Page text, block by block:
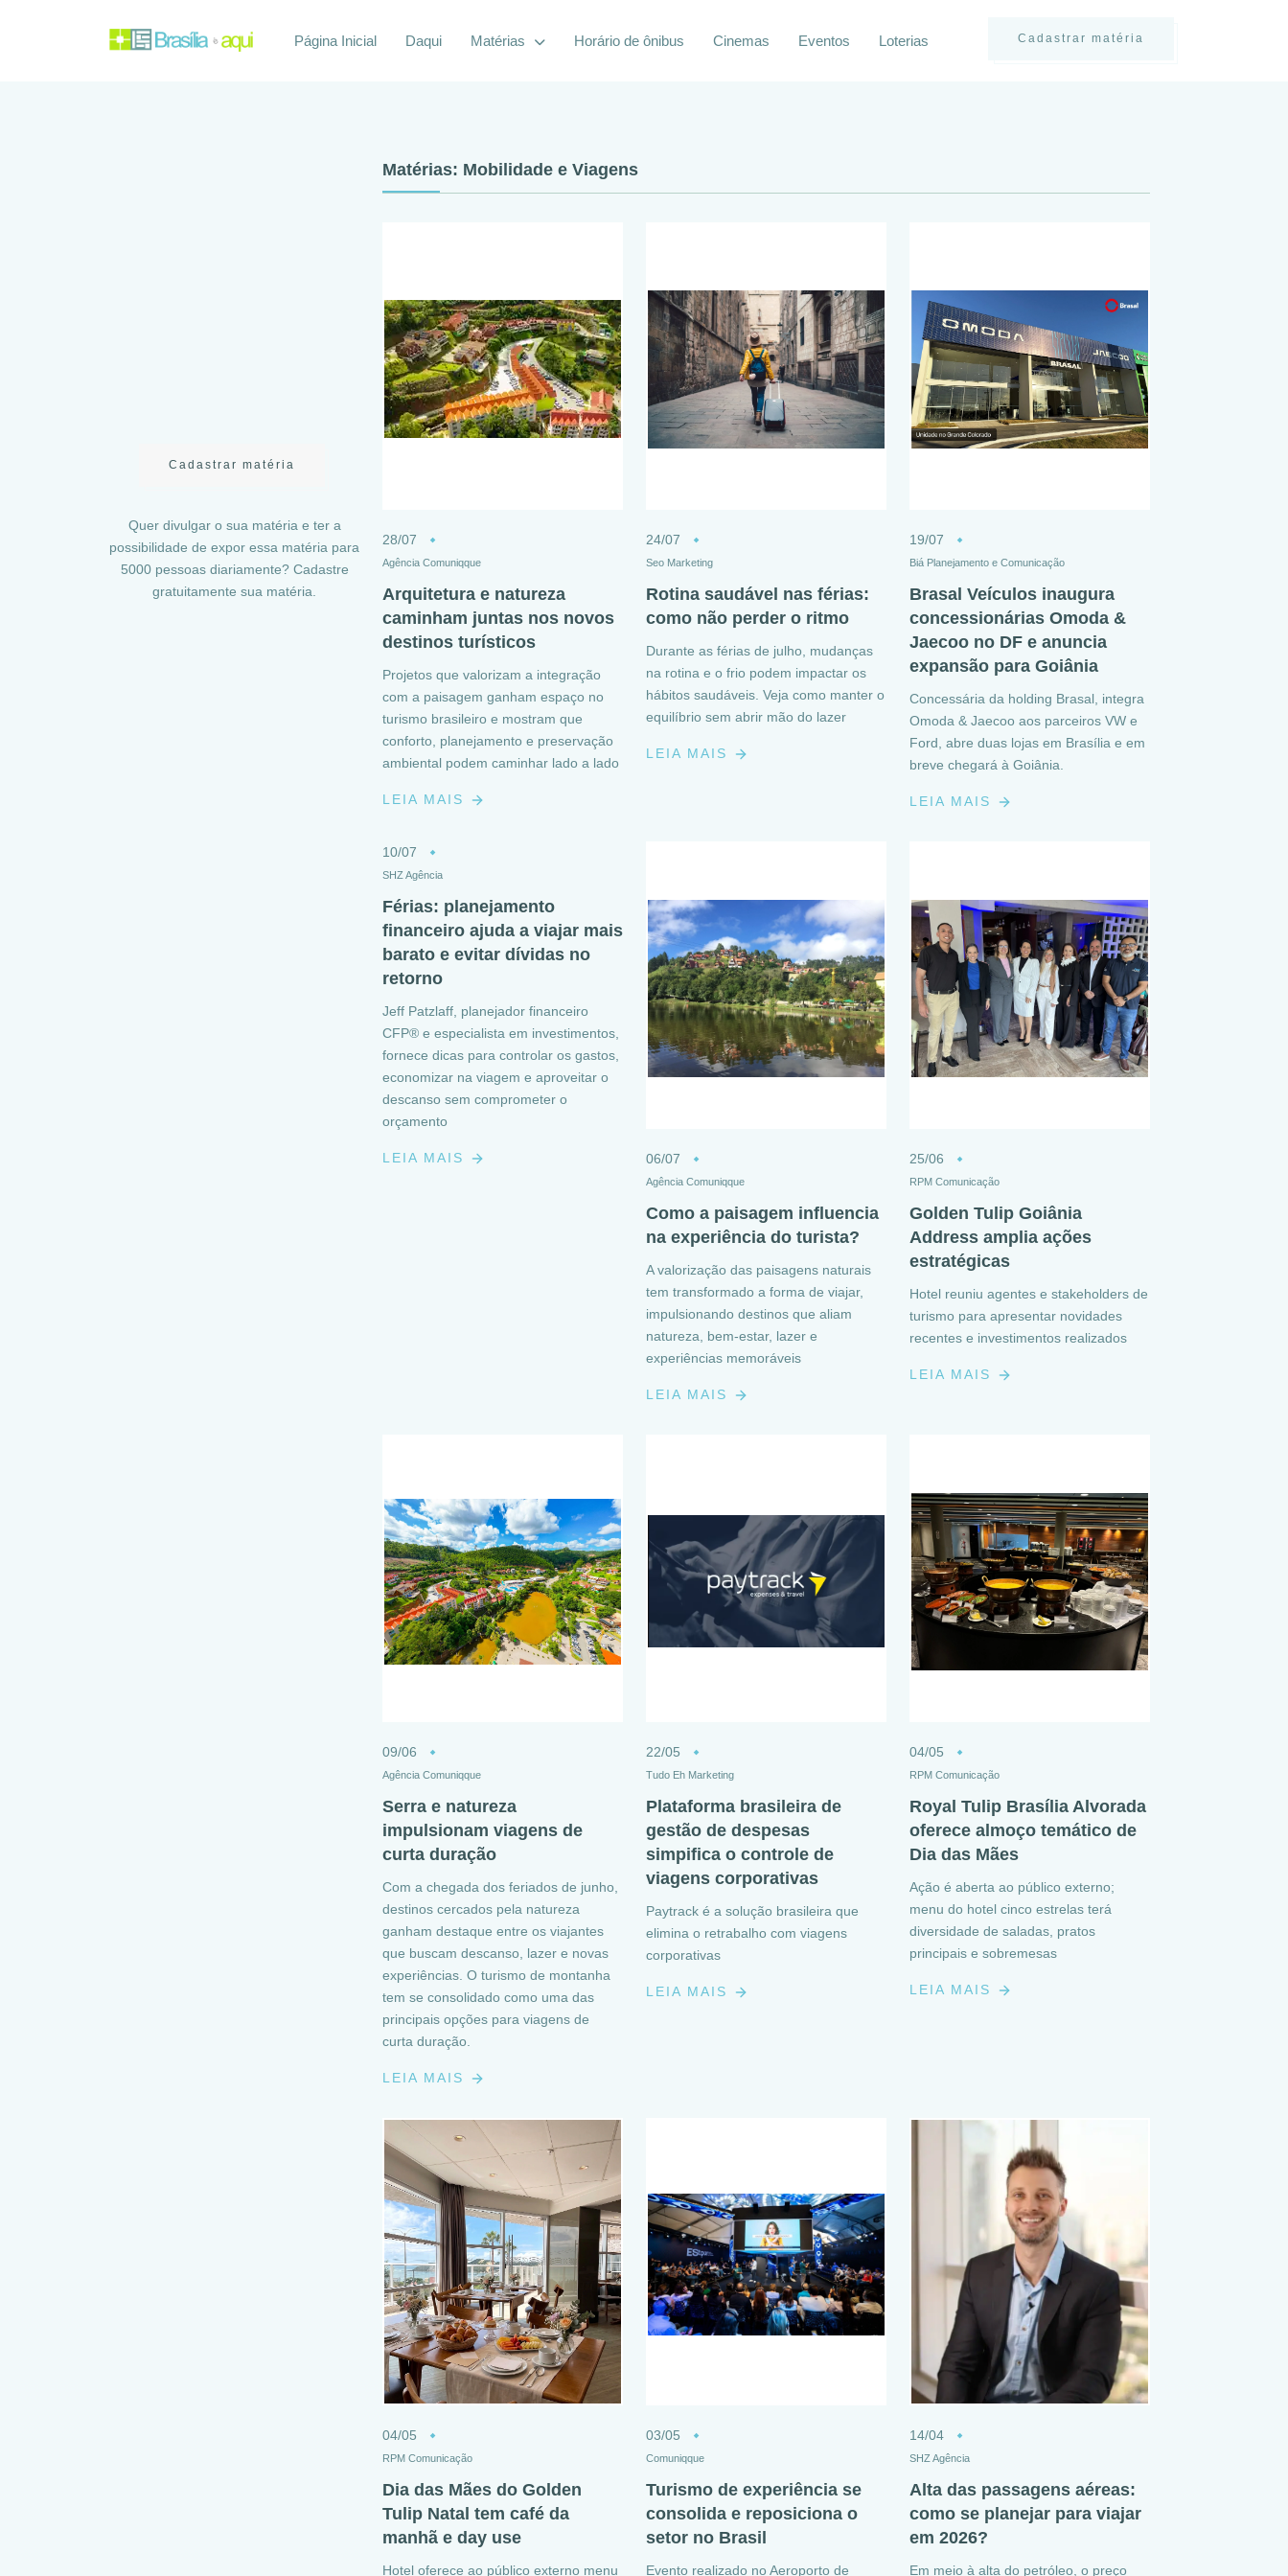
Cadastrar matéria
Página Inicial Daqui Matérias Horário de ônibus Cinemas Eventos Loterias
Matérias: Mobilidade e Viagens
28/07
Agência Comuniqque
Arquitetura e natureza
caminham juntas nos novos
destinos turísticos
Projetos que valorizam a integração
com a paisagem ganham espaço no
turismo brasileiro e mostram que
conforto, planejamento e preservação
ambiental podem caminhar lado a lado
LEIA MAIS
24/07
Seo Marketing
Rotina saudável nas férias:
como não perder o ritmo
Durante as férias de julho, mudanças
na rotina e o frio podem impactar os
hábitos saudáveis. Veja como manter o
equilíbrio sem abrir mão do lazer
LEIA MAIS
19/07
Biá Planejamento e Comunicação
Brasal Veículos inaugura
concessionárias Omoda &
Jaecoo no DF e anuncia
expansão para Goiânia
Concessária da holding Brasal, integra
Omoda & Jaecoo aos parceiros VW e
Ford, abre duas lojas em Brasília e em
breve chegará à Goiânia.
LEIA MAIS
10/07
SHZ Agência
Férias: planejamento
financeiro ajuda a viajar mais
barato e evitar dívidas no
retorno
Jeff Patzlaff, planejador financeiro
CFP® e especialista em investimentos,
fornece dicas para controlar os gastos,
economizar na viagem e aproveitar o
descanso sem comprometer o
orçamento
LEIA MAIS 06/07
Agência Comuniqque
Como a paisagem influencia
na experiência do turista?
A valorização das paisagens naturais
tem transformado a forma de viajar,
impulsionando destinos que aliam
natureza, bem-estar, lazer e
experiências memoráveis
LEIA MAIS
25/06
RPM Comunicação
Golden Tulip Goiânia
Address amplia ações
estratégicas
Hotel reuniu agentes e stakeholders de
turismo para apresentar novidades
recentes e investimentos realizados
LEIA MAIS
09/06
Agência Comuniqque
Serra e natureza
impulsionam viagens de
curta duração
Com a chegada dos feriados de junho,
destinos cercados pela natureza
ganham destaque entre os viajantes
que buscam descanso, lazer e novas
experiências. O turismo de montanha
tem se consolidado como uma das
principais opções para viagens de
curta duração.
LEIA MAIS
22/05
Tudo Eh Marketing
Plataforma brasileira de
gestão de despesas
simpifica o controle de
viagens corporativas
Paytrack é a solução brasileira que
elimina o retrabalho com viagens
corporativas
LEIA MAIS
04/05
RPM Comunicação
Royal Tulip Brasília Alvorada
oferece almoço temático de
Dia das Mães
Ação é aberta ao público externo;
menu do hotel cinco estrelas terá
diversidade de saladas, pratos
principais e sobremesas
LEIA MAIS
04/05
RPM Comunicação
Dia das Mães do Golden
Tulip Natal tem café da
manhã e day use
Hotel oferece ao público externo menu
03/05
Comuniqque
Turismo de experiência se
consolida e reposiciona o
setor no Brasil
Evento realizado no Aeroporto de
14/04
SHZ Agência
Alta das passagens aéreas:
como se planejar para viajar
em 2026?
Em meio à alta do petróleo, o preço
Cadastrar matéria
Quer divulgar o sua matéria e ter a
possibilidade de expor essa matéria para
5000 pessoas diariamente? Cadastre
gratuitamente sua matéria.